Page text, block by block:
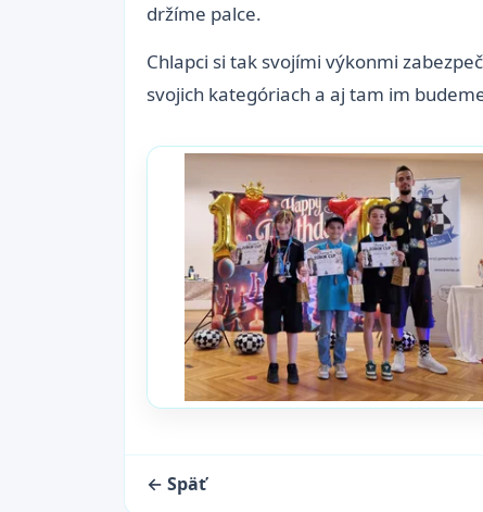
držíme palce.
Chlapci si tak svojími výkonmi
svojich kategóriach a aj tam im
← Späť